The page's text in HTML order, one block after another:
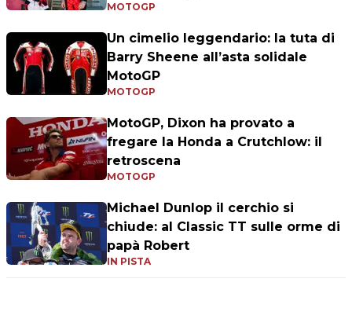
MOTOGP
Un cimelio leggendario: la tuta di
Barry Sheene all’asta solidale
MotoGP
MOTOGP
MotoGP, Dixon ha provato a
fregare la Honda a Crutchlow: il
retroscena
MOTOGP
Michael Dunlop il cerchio si
chiude: al Classic TT sulle orme di
papà Robert
IN PISTA